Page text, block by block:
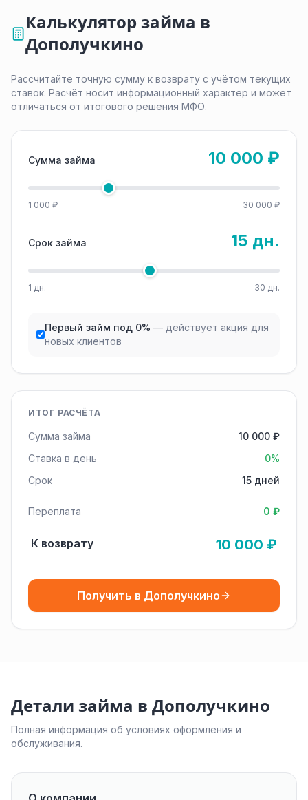
Калькулятор займа в
Дополучкино
Рассчитайте точную сумму к возврату с учётом текущих
ставок. Расчёт носит информационный характер и может
отличаться от итогового решения МФО.
Сумма займа 10 000 ₽
1 000 ₽ 30 000 ₽
Срок займа 15 дн.
1 дн. 30 дн.
Первый займ под 0% — действует акция для
новых клиентов
ИТОГ РАСЧЁТА
Сумма займа
10 000 ₽
Ставка в день
0%
Срок
15 дней
Переплата 0 ₽
К возврату 10 000 ₽
Получить в Дополучкино
Детали займа в Дополучкино
Полная информация об условиях оформления и
обслуживания.